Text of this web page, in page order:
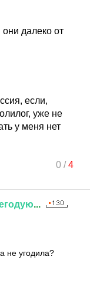
далеко от
если,
уже не
у меня нет
0/4
...
не угодила?